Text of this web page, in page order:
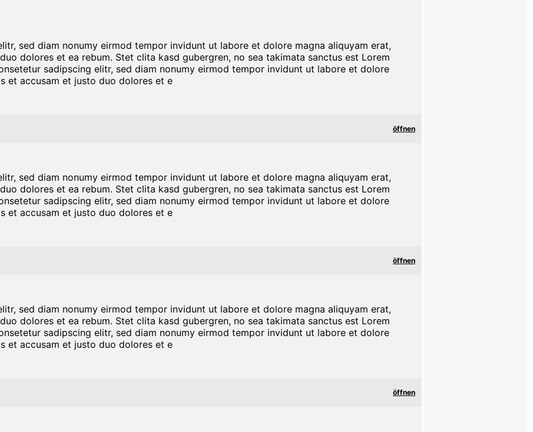
sed diam nonumy eirmod tempor invidunt ut labore et dolore magna aliquyam erat,
dolores et ea rebum. Stet clita kasd gubergren, no sea takimata sanctus est Lorem
sadipscing elitr, sed diam nonumy eirmod tempor invidunt ut labore et dolore
et accusam et justo duo dolores et e
öffnen
sed diam nonumy eirmod tempor invidunt ut labore et dolore magna aliquyam erat,
dolores et ea rebum. Stet clita kasd gubergren, no sea takimata sanctus est Lorem
sadipscing elitr, sed diam nonumy eirmod tempor invidunt ut labore et dolore
et accusam et justo duo dolores et e
öffnen
sed diam nonumy eirmod tempor invidunt ut labore et dolore magna aliquyam erat,
dolores et ea rebum. Stet clita kasd gubergren, no sea takimata sanctus est Lorem
sadipscing elitr, sed diam nonumy eirmod tempor invidunt ut labore et dolore
et accusam et justo duo dolores et e
öffnen